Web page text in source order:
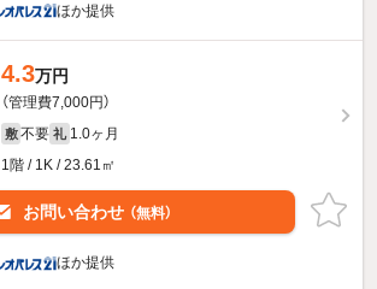
ほか提供
4.3万円
（管理費7,000円）
敷 不要 礼 1.0ヶ月
1階 / 1K / 23.61㎡
お問い合わせ （無料）
ほか提供